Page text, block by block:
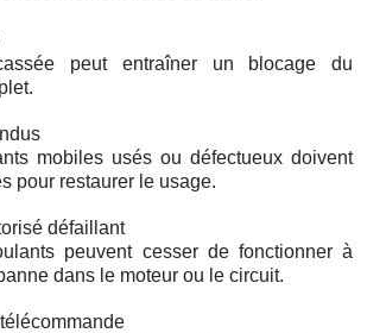
peut entraîner un blocage du
mobiles usés ou défectueux doivent
pour restaurer le usage.
défaillant
peuvent cesser de fonctionner à
dans le moteur ou le circuit.